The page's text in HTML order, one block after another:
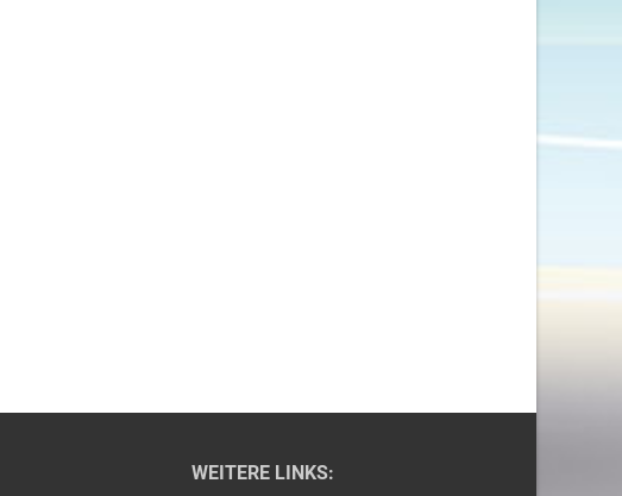
WEITERE LINKS: